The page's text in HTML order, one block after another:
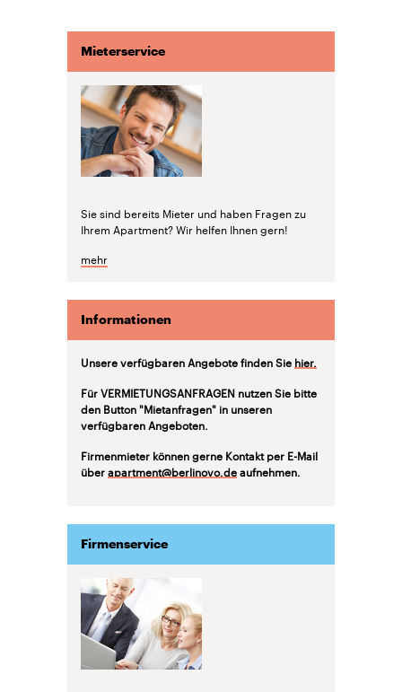
Mieterservice
Sie sind bereits Mieter und haben Fragen zu
Ihrem Apartment? Wir helfen Ihnen gern!
mehr
Informationen
Unsere verfügbaren Angebote finden Sie hier.
Für VERMIETUNGSANFRAGEN nutzen Sie bitte
den Button "Mietanfragen" in unseren
verfügbaren Angeboten.
Firmenmieter können gerne Kontakt per E-Mail
überapartment@berlinovo.deaufnehmen.
Firmenservice